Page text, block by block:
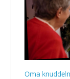
Oma